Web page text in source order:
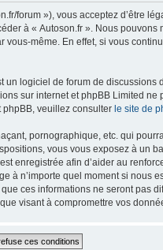
forum »), vous acceptez d’être
à « Autoson.fr ». Nous
même. En effet, si vous
un logiciel de forum de discussions
sur internet et phpBB Limited
phpBB, veuillez consulter le site de
pornographique, etc. qui
vous vous exposez à un
enregistrée afin d’aider au
n’importe quel moment si nous
ces informations ne seront pas
visant à compromettre vos